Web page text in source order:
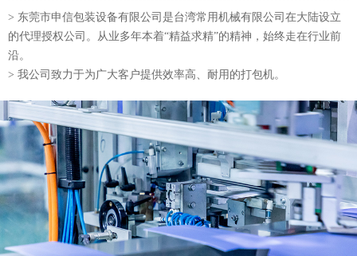
> 东莞市申信包装设备有限公司是台湾常用机械有限公司在大陆设立
的代理授权公司。从业多年本着“精益求精”的精神，始终走在行业前
沿。
> 我公司致力于为广大客户提供效率高、耐用的打包机。